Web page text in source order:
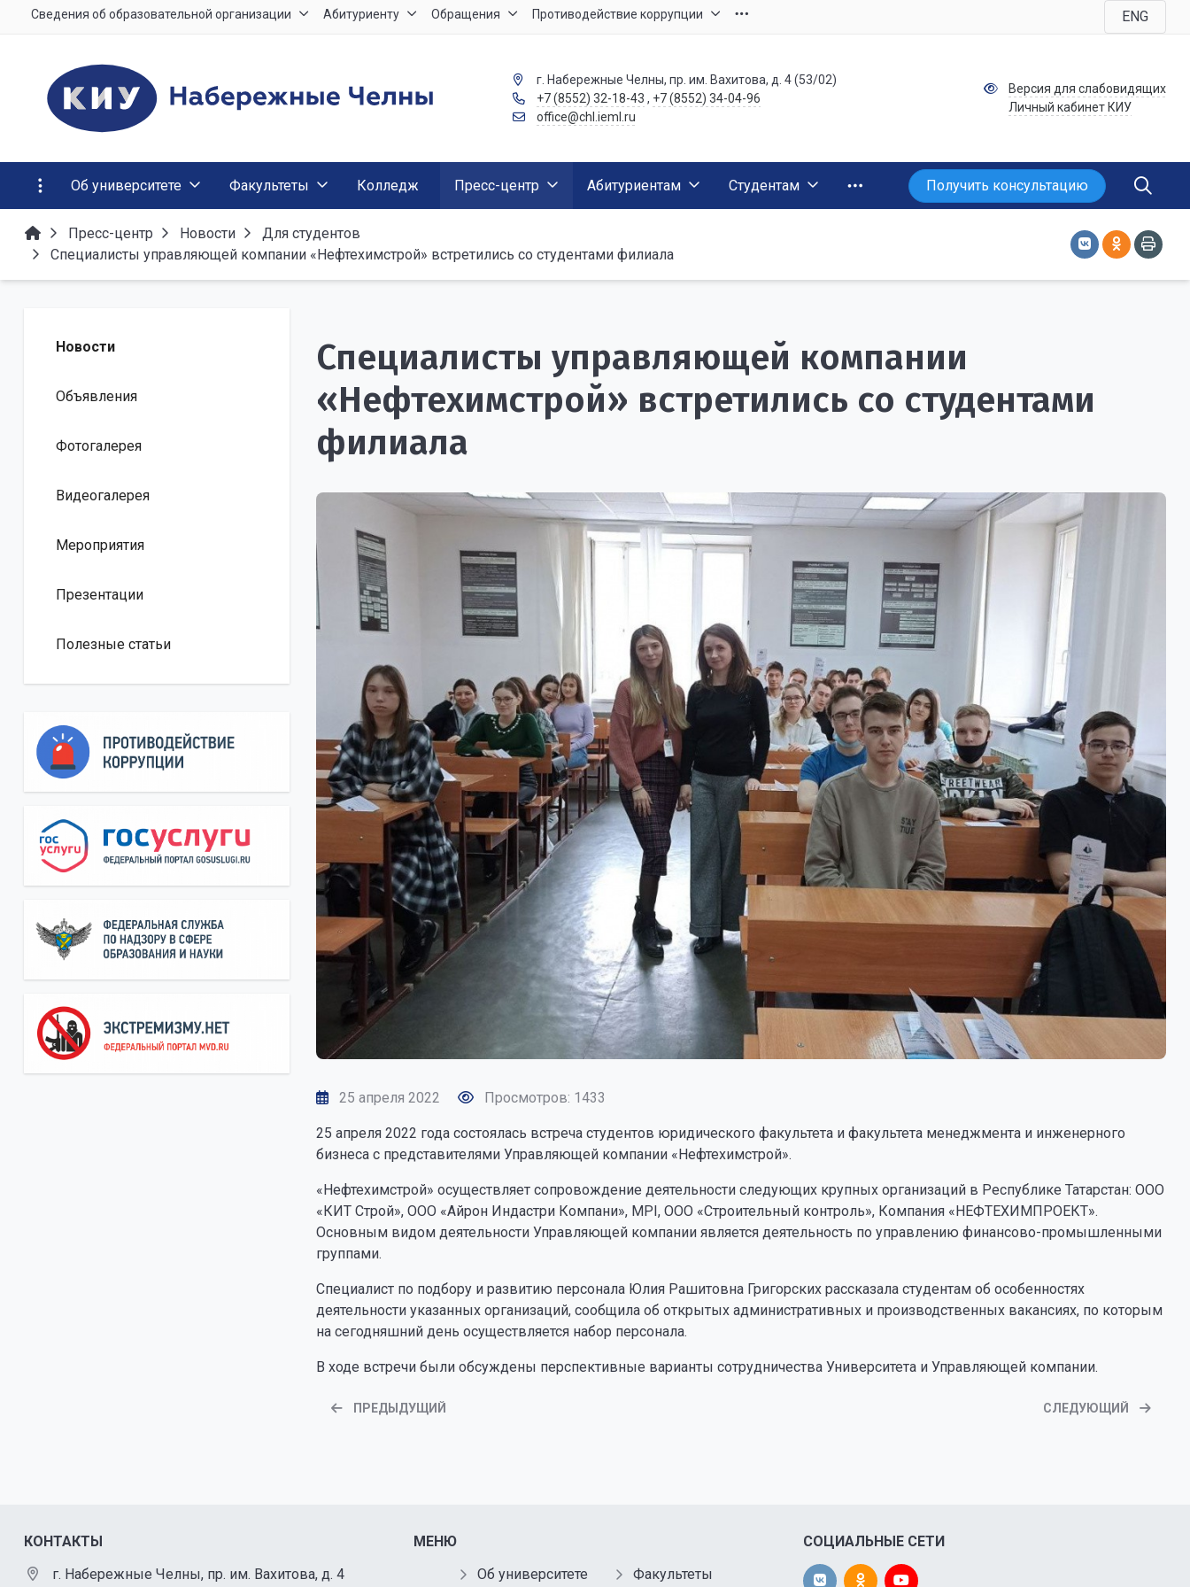
Сведения об образовательной организации Абитуриенту Обращения Противодействие коррупции ENG
г. Набережные Челны, пр. им. Вахитова, д. 4 (53/02)
+7 (8552) 32-18-43 , +7 (8552) 34-04-96
office@chl.ieml.ru
Версия для слабовидящих
Личный кабинет КИУ
Об университете Факультеты Колледж Пресс-центр Абитуриентам Студентам Получить консультацию
Пресс-центр Новости
Для студентов
Специалисты управляющей компании «Нефтехимстрой» встретились со студентами филиала
Новости
Объявления
Фотогалерея
Видеогалерея
Мероприятия
Презентации
Полезные статьи
Специалисты управляющей компании
«Нефтехимстрой» встретились со студентами
филиала
25 апреля 2022 Просмотров: 1433
25 апреля 2022 года состоялась встреча студентов юридического факультета и факультета менеджмента и инженерного
бизнеса с представителями Управляющей компании «Нефтехимстрой».
«Нефтехимстрой» осуществляет сопровождение деятельности следующих крупных организаций в Республике Татарстан: ООО
«КИТ Строй», ООО «Айрон Индастри Компани», MPI, ООО «Строительный контроль», Компания «НЕФТЕХИМПРОЕКТ».
Основным видом деятельности Управляющей компании является деятельность по управлению финансово-промышленными
группами.
Специалист по подбору и развитию персонала Юлия Рашитовна Григорских рассказала студентам об особенностях
деятельности указанных организаций, сообщила об открытых административных и производственных вакансиях, по которым
на сегодняшний день осуществляется набор персонала.
В ходе встречи были обсуждены перспективные варианты сотрудничества Университета и Управляющей компании.
ПРЕДЫДУЩИЙ СЛЕДУЮЩИЙ
КОНТАКТЫ
г. Набережные Челны, пр. им. Вахитова, д. 4
МЕНЮ
Об университете
Факультеты
СОЦИАЛЬНЫЕ СЕТИ